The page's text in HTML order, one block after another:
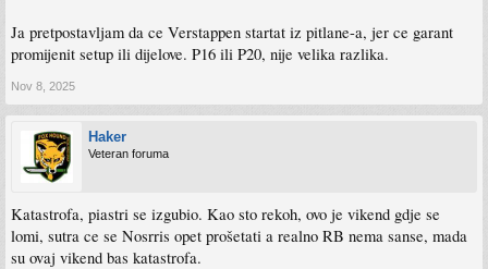
Ja pretpostavljam da ce Verstappen startat iz pitlane-a, jer ce garant
promijenit setup ili dijelove. P16 ili P20, nije velika razlika.
Nov 8, 2025
Haker
Veteran foruma
Katastrofa, piastri se izgubio. Kao sto rekoh, ovo je vikend gdje se
lomi, sutra ce se Nosrris opet prošetati a realno RB nema sanse, mada
su ovaj vikend bas katastrofa.